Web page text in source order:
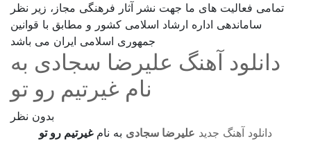
تمامی فعالیت های ما جهت نشر آثار فرهنگی مجاز، زیر نظر
ساماندهی اداره ارشاد اسلامی کشور و مطابق با قوانین
جمهوری اسلامی ایران می باشد
دانلود آهنگ علیرضا سجادی به
نام غیرتیم رو تو
بدون نظر
دانلود آهنگ جدید علیرضا سجادی به نامغیرتیم رو تو